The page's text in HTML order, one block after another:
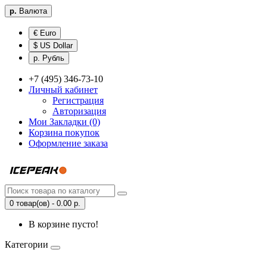
р. Валюта
€ Euro
$ US Dollar
р. Рубль
+7 (495) 346-73-10
Личный кабинет
Регистрация
Авторизация
Мои Закладки (0)
Корзина покупок
Оформление заказа
0 товар(ов) - 0.00 р.
В корзине пусто!
Категории